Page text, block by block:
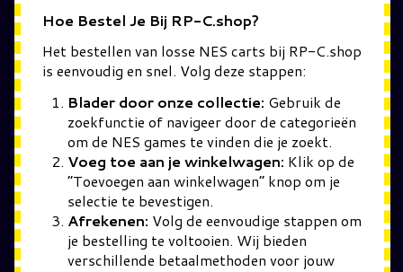
Hoe Bestel Je Bij RP-C.shop?
Het bestellen van losse NES carts bij RP-C.shop
is eenvoudig en snel. Volg deze stappen:
Blader door onze collectie: Gebruik de
zoekfunctie of navigeer door de categorieën
om de NES games te vinden die je zoekt.
Voeg toe aan je winkelwagen: Klik op de
“Toevoegen aan winkelwagen” knop om je
selectie te bevestigen.
Afrekenen: Volg de eenvoudige stappen om
je bestelling te voltooien. Wij bieden
verschillende betaalmethoden voor jouw